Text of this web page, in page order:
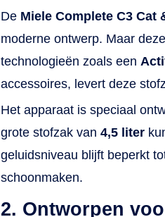
De Miele Complete C3 Cat
moderne ontwerp. Maar
technologieën zoals een
accessoires, levert deze
Het apparaat is speciaal
grote stofzak van 4,5 liter
geluidsniveau blijft beperkt
schoonmaken.
2. Ontworpen